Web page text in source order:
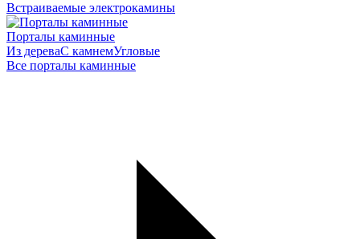
Встраиваемые электрокамины
Порталы каминные
Из дереваС камнемУгловые
Все порталы каминные